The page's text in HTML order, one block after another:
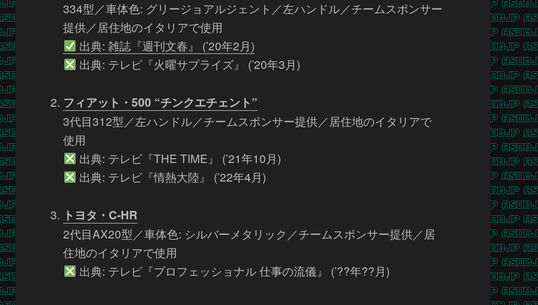
334型／車体色: グリージョアルジェント／左ハンドル／チームスポンサー
提供／居住地のイタリアで使用
出典: 雑誌『週刊文春』 (’20年2月)
出典: テレビ『火曜サプライズ』 (’20年3月)
フィアット・500 “チンクエチェント”
3代目312型／左ハンドル／チームスポンサー提供／居住地のイタリアで
使用
出典: テレビ『THE TIME』 (’21年10月)
出典: テレビ『情熱大陸』 (’22年4月)
トヨタ・C-HR
2代目AX20型／車体色: シルバーメタリック／チームスポンサー提供／居
住地のイタリアで使用
出典: テレビ『プロフェッショナル 仕事の流儀』 (’??年??月)